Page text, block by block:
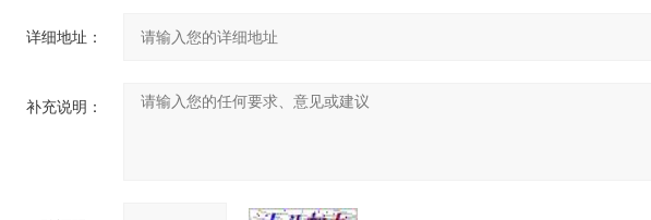
详细地址：
补充说明：